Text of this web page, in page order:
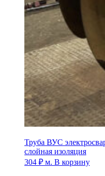
Труба ВУС
слойная изоляция
304 ₽ м. В корзину